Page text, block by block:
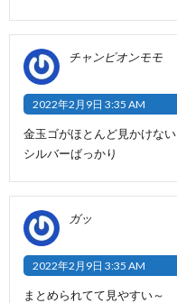
チャンピオンモモ
2022年2月9日 3:35 AM
金玉ゴがほとんど見かけない
シルバーばっかり
ガッ
2022年2月9日 3:35 AM
まとめられてて見やすい～